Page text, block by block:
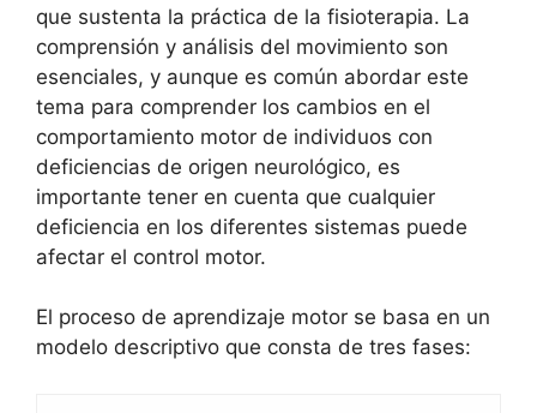
que sustenta la práctica de la fisioterapia. La
comprensión y análisis del movimiento son
esenciales, y aunque es común abordar este
tema para comprender los cambios en el
comportamiento motor de individuos con
deficiencias de origen neurológico, es
importante tener en cuenta que cualquier
deficiencia en los diferentes sistemas puede
afectar el control motor.
El proceso de aprendizaje motor se basa en un
modelo descriptivo que consta de tres fases: